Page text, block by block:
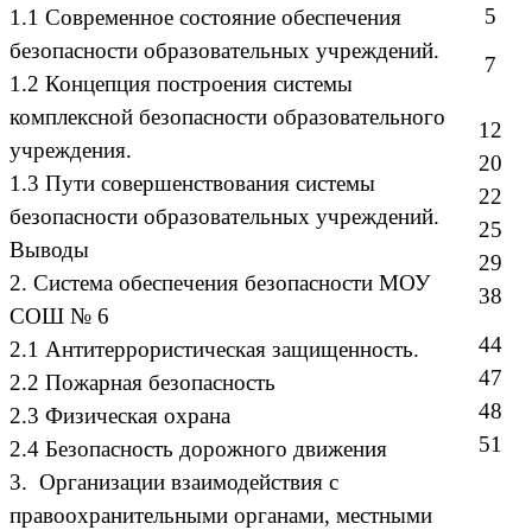
1.1 Современное состояние обеспечения
безопасности образовательных учреждений.
1.2 Концепция построения системы
комплексной безопасности образовательного
учреждения.
1.3 Пути совершенствования системы
безопасности образовательных учреждений.
Выводы
2. Система обеспечения безопасности МОУ
СОШ № 6
2.1 Антитеррористическая защищенность.
2.2 Пожарная безопасность
2.3 Физическая охрана
2.4 Безопасность дорожного движения
3. Организации взаимодействия с
правоохранительными органами, местными
5
7
12
20
22
25
29
38
44
47
48
51